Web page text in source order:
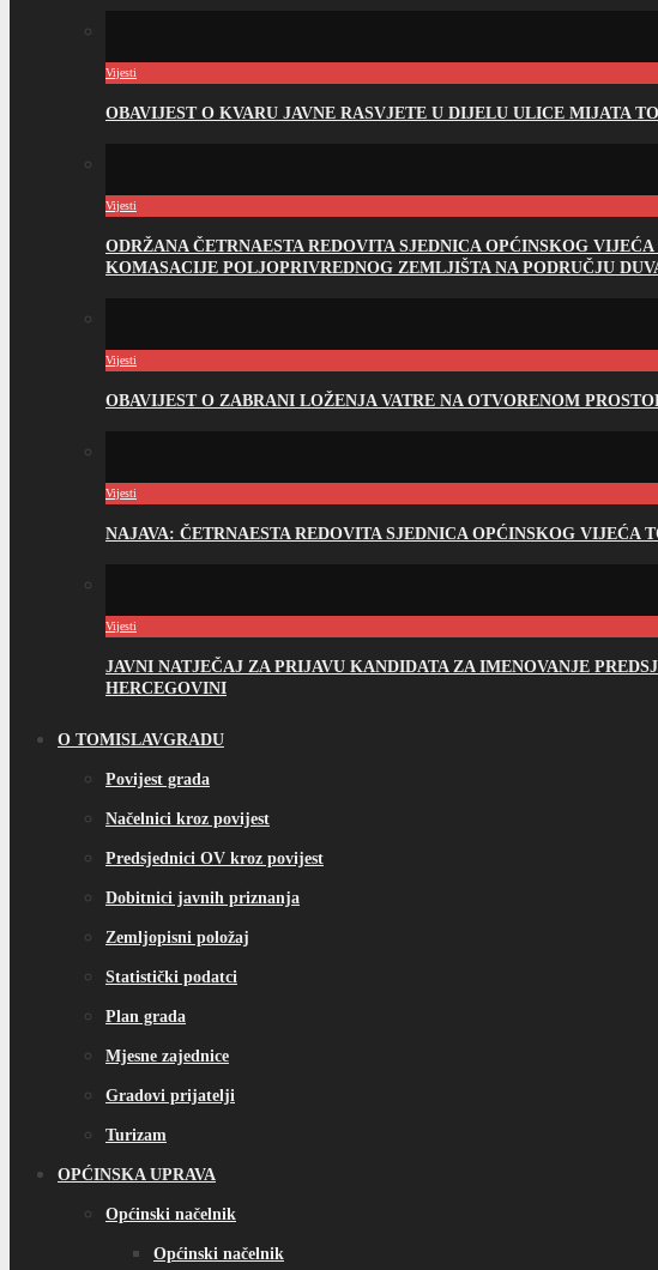
Vijesti
OBAVIJEST O KVARU JAVNE RASVJETE U DIJELU ULICE MIJATA
Vijesti
ODRŽANA ČETRNAESTA REDOVITA SJEDNICA OPĆINSKOG
KOMASACIJE POLJOPRIVREDNOG ZEMLJIŠTA NA PODRUČJU
Vijesti
OBAVIJEST O ZABRANI LOŽENJA VATRE NA OTVORENOM
Vijesti
NAJAVA: ČETRNAESTA REDOVITA SJEDNICA OPĆINSKOG VIJEĆA
Vijesti
JAVNI NATJEČAJ ZA PRIJAVU KANDIDATA ZA IMENOVANJE
HERCEGOVINI
O TOMISLAVGRADU
Povijest grada
Načelnici kroz povijest
Predsjednici OV kroz povijest
Dobitnici javnih priznanja
Zemljopisni položaj
Statistički podatci
Plan grada
Mjesne zajednice
Gradovi prijatelji
Turizam
OPĆINSKA UPRAVA
Općinski načelnik
Općinski načelnik